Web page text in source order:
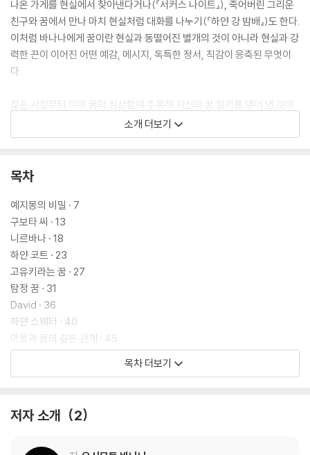
나온 가게를 현실에서 찾아낸다거나(『서커스 나이트』), 죽어버린 그리운
친구와 꿈에서 만나 마치 현실처럼 대화를 나누기(『하얀 강 밤배』)도 한다.
이처럼 바나나에게 꿈이란 현실과 동떨어진 별개의 것이 아니라 현실과 강
력한 끈이 이어진 어떤 예감, 메시지, 독특한 정서, 직감이 응축된 무엇이
다.
젊은 시절부터 이미 꿈의 심상함에 주목해 자신의 꿈 일기를 엮어 낸 것이
바로 이 책. 그래서 『꿈에 대하여』에는 꿈과 동시에 바나나 문학의 근간이
된 생각의 뿌리, 작가로서의 직관과 상상력, 창조력에 대한 이야기가 자연
보자. 24편의 단상이 마치 오랜만에 펼쳐 본 그리운 책처럼 독자들을 반겨
줄 것이다.
소개 더보기
목차
예지몽의 비밀 · 7
구보타 씨 · 13
니르바나 · 18
하얀 코트 · 23
고유키라는 꿈 · 27
탐정 꿈 · 31
David · 36
하얀 스웨터 · 40
마음과 몸의 깊은 관계 · 45
‘더러운 것’과 ‘신의 시점’ · 49
정확함이란? · 69
목차 더보기
저자 소개 2